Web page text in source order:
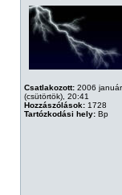
Csatlakozott: 2006
(csütörtök), 20:41
Hozzászólások: 1728
Tartózkodási hely: Bp